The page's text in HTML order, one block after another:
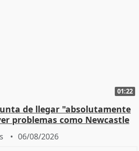
01:22
de llegar "absolutamente
problemas como Newcastle
06/08/2026